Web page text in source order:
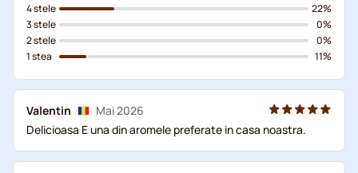
4 stele
3 stele
2 stele
1 stea
22%
0%
0%
11%
Valentin
Mai 2026
Delicioasa E una din aromele preferate in casa noastra.